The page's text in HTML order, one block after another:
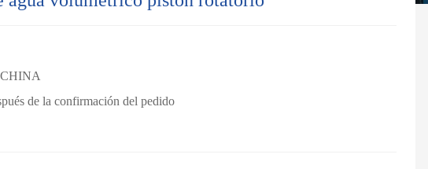
de la confirmación del pedido